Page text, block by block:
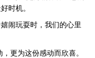
时机。
闹玩耍时，我们的心里
更为这份感动而欣喜。